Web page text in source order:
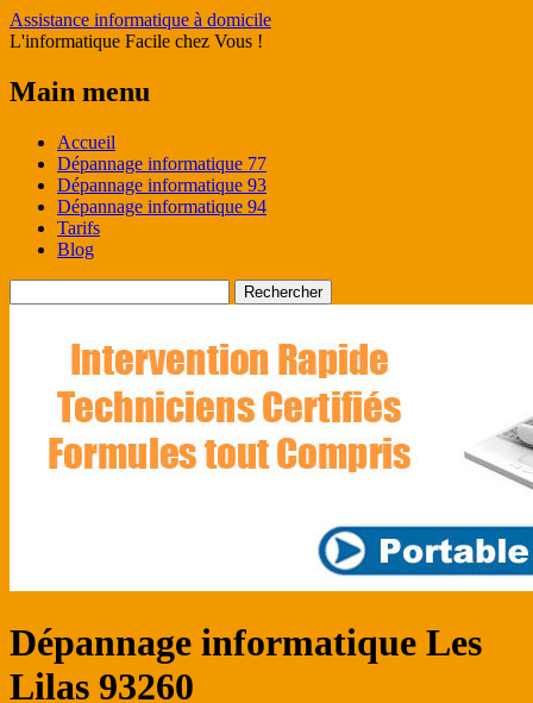
Assistance informatique à domicile
L'informatique Facile chez Vous !
Main menu
Skip
content
Accueil
Dépannage informatique 77
Dépannage informatique 93
Dépannage informatique 94
Tarifs
Blog
Dépannage informatique Les
Lilas 93260